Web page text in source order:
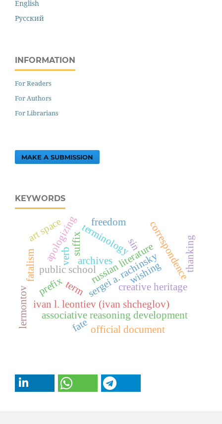
English
Русский
INFORMATION
For Readers
For Authors
For Librarians
MAKE A SUBMISSION
KEYWORDS
russian literature
sergei a. rachinsky
public school
ivan l. leontiev (ivan shcheglov)
correspondence
creative heritage
archives
associative reasoning development
terminology
term
suffix
prefix
wishing
apologizing thanking
lermontov
fatalism
fate
sin
freedom
official document
art space
verb